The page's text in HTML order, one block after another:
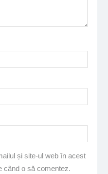
și site-ul web în acest
când o să comentez.